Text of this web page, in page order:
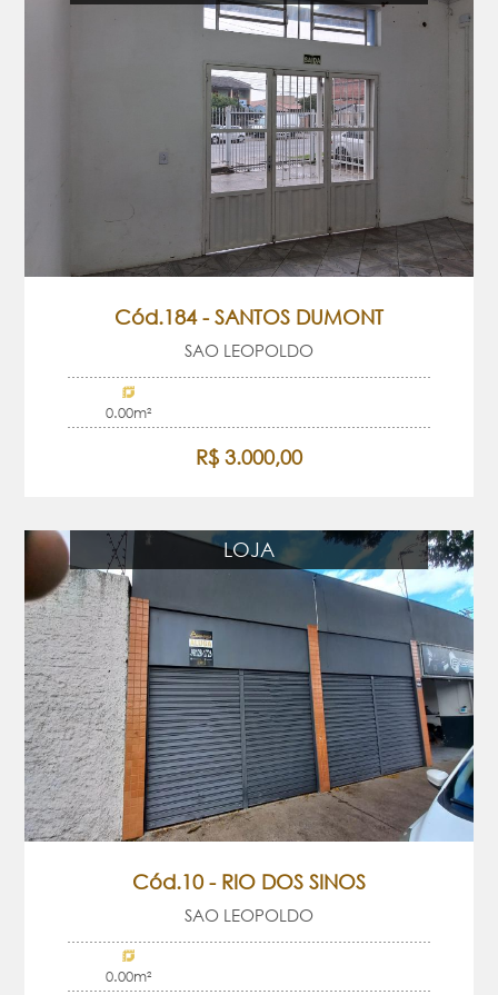
Cód.184 - SANTOS DUMONT
SAO LEOPOLDO
0.00m²
R$ 3.000,00
LOJA
Cód.10 - RIO DOS SINOS
SAO LEOPOLDO
0.00m²